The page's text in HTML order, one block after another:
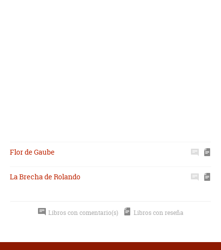
Flor de Gaube
La Brecha de Rolando
Libros con comentario(s) Libros con reseña